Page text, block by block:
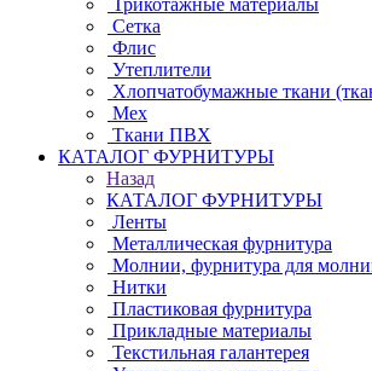
Трикотажные материалы
Сетка
Флис
Утеплители
Хлопчатобумажные ткани
Мех
Ткани ПВХ
КАТАЛОГ ФУРНИТУРЫ
Назад
КАТАЛОГ ФУРНИТУРЫ
Ленты
Металлическая фурнитура
Молнии, фурнитура для
Нитки
Пластиковая фурнитура
Прикладные материалы
Текстильная галантерея